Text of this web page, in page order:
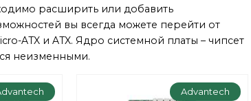
расширить или добавить
вы всегда можете перейти от
ATX и ATX. Ядро системной платы – чипсет
неизменными.
Advantech